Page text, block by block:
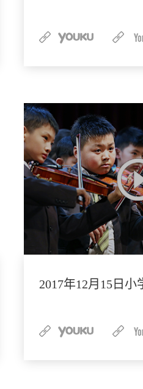
2017年12月15日